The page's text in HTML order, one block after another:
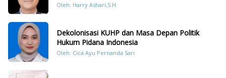
Oleh: Harry Ashari,S.H.
Dekolonisasi KUHP dan Masa Depan Politik
Hukum Pidana Indonesia
Oleh: Cica Ayu Pernanda Sari